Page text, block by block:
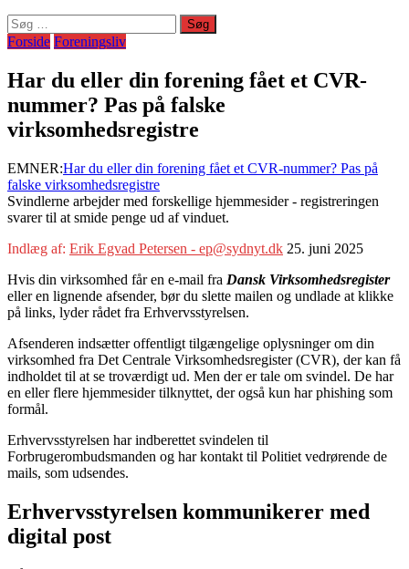
Søg
efter:
Forside Foreningsliv
Har du eller din forening fået et CVR-
nummer? Pas på falske
virksomhedsregistre
EMNER:Har du eller din forening fået et CVR-nummer? Pas på
falske virksomhedsregistre
Svindlerne arbejder med forskellige hjemmesider - registreringen
svarer til at smide penge ud af vinduet.
Indlæg af: Erik Egvad Petersen - ep@sydnyt.dk 25. juni 2025
Hvis din virksomhed får en e-mail fra Dansk Virksomhedsregister
eller en lignende afsender, bør du slette mailen og undlade at klikke
på links, lyder rådet fra Erhvervsstyrelsen.
Afsenderen indsætter offentligt tilgængelige oplysninger om din
virksomhed fra Det Centrale Virksomhedsregister (CVR), der kan få
indholdet til at se troværdigt ud. Men der er tale om svindel. De har
en eller flere hjemmesider tilknyttet, der også kun har phishing som
formål.
Erhvervsstyrelsen har indberettet svindelen til
Forbrugerombudsmanden og har kontakt til Politiet vedrørende de
mails, som udsendes.
Erhvervsstyrelsen kommunikerer med
digital post